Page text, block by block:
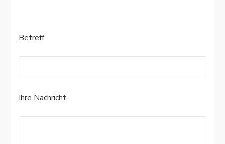
dieses
lasse
leer.
Betreff
Ihre Nachricht